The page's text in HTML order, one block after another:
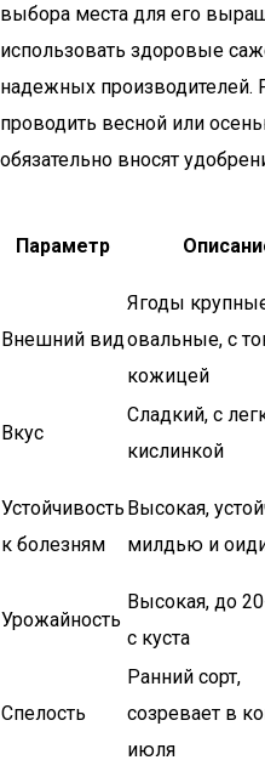
выбора места для его
использовать здоровые
надежных
проводить весной или
обязательно вносят
Параметр
Внешний вид
Ягоды
овальные, с
кожицей
Вкус
Сладкий, с
кислинкой
Устойчивость
к болезням
Высокая,
милдью и
Урожайность
Высокая, до
с куста
Спелость
Ранний сорт,
созревает в
июля